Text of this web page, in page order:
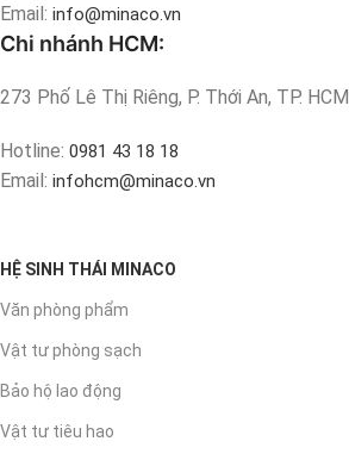
Email: info@minaco.vn
Chi nhánh HCM:
273 Phố Lê Thị Riêng, P. Thới An, TP. HCM
Hotline: 0981 43 18 18
Email: infohcm@minaco.vn
HỆ SINH THÁI MINACO
Văn phòng phẩm
Vật tư phòng sạch
Bảo hộ lao động
Vật tư tiêu hao